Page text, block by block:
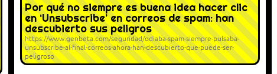
Por qué no siempre es buena idea hacer clic
en ‘Unsubscribe’ en correos de spam: han
descubierto sus peligros
https://www.genbeta.com/seguridad/odiaba-spam-siempre-pulsaba-
unsubscribe-al-final-correos-ahora-han-descubierto-que-puede-ser-
peligroso